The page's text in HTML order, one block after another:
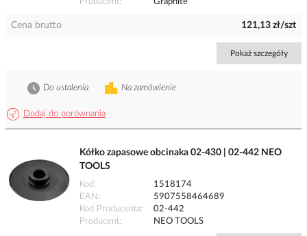
Producent
Graphite
Cena brutto 121,13 zł/szt
Pokaż szczegóły
Dodaj do porównania
Na zamówienie
Do ustalenia
Kółko zapasowe obcinaka 02-430 | 02-442 NEO
TOOLS
Kod
1518174
EAN
5907558464689
Kod Producenta
02-442
Producent
NEO TOOLS